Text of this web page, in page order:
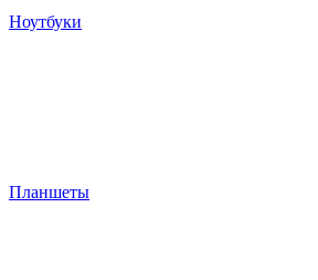
Ноутбуки
Планшеты